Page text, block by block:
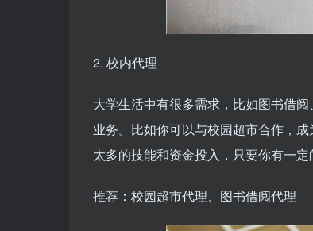
2. 校内代理
大学生活中有很多需求，比如图书借
业务。比如你可以与校园超市合作，
太多的技能和资金投入，只要你有一
推荐：校园超市代理、图书借阅代理